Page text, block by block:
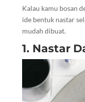
Kalau kamu bosan
ide bentuk nastar
mudah dibuat.
1. Nastar